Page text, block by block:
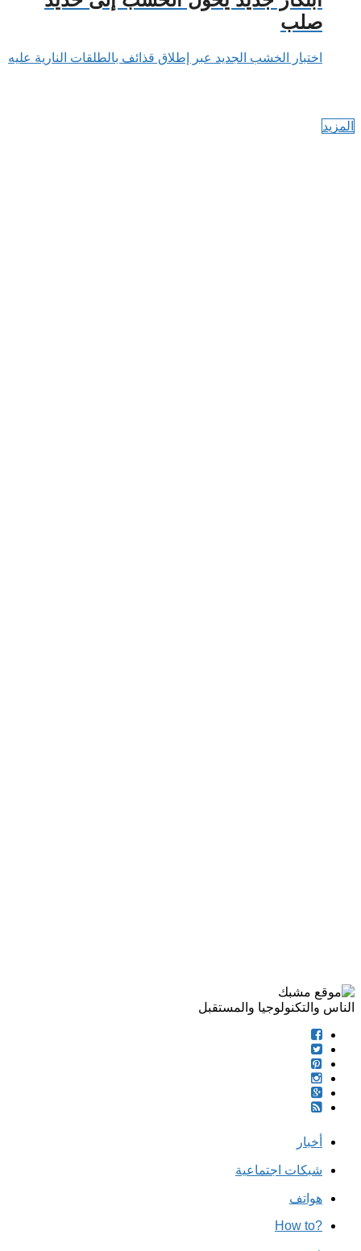
صلب
اختبار الخشب الجديد عبر إطلاق قذائف بالطلقات النارية عليه
المزيد
الناس والتكنولوجيا والمستقبل
أخبار
شبكات اجتماعية
هواتف
?How to